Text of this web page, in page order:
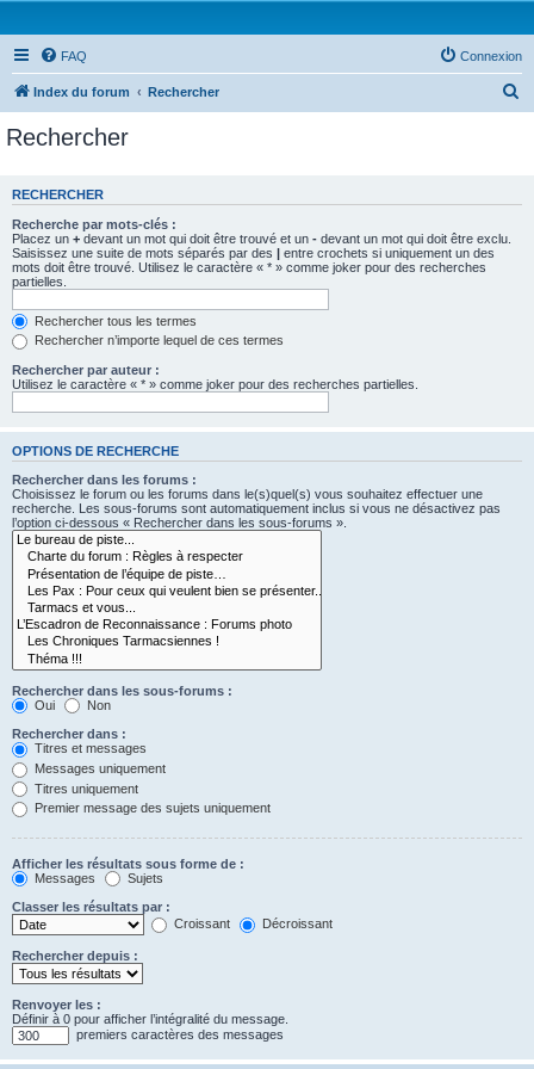
FAQ Connexion
Index du forum Rechercher
e
Rechercher
RECHERCHER
Recherche par mots-clés :
Placez un + devant un mot qui doit être trouvé et un - devant un mot qui doit être exclu.
Saisissez une suite de mots séparés par des | entre crochets si uniquement un des
mots doit être trouvé. Utilisez le caractère « * » comme joker pour des recherches
partielles.
Rechercher tous les termes
Rechercher n’importe lequel de ces termes
Rechercher par auteur :
Utilisez le caractère « * » comme joker pour des recherches partielles.
OPTIONS DE RECHERCHE
Rechercher dans les forums :
Choisissez le forum ou les forums dans le(s)quel(s) vous souhaitez effectuer une
recherche. Les sous-forums sont automatiquement inclus si vous ne désactivez pas
l’option ci-dessous « Rechercher dans les sous-forums ».
Rechercher dans les sous-forums :
Oui
Non
Rechercher dans :
Titres et messages
Messages uniquement
Titres uniquement
Premier message des sujets uniquement
Afficher les résultats sous forme de :
Messages
Sujets
Classer les résultats par :
Croissant
Décroissant
Rechercher depuis :
Renvoyer les :
Définir à 0 pour afficher l’intégralité du message.
premiers caractères des messages